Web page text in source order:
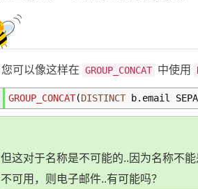
您可以像这样在 GROUP_CONCAT 中使用
GROUP_CONCAT(DISTINCT b.email
但这对于名称是不可能的..因为名称不
不可用，则电子邮件..有可能吗？